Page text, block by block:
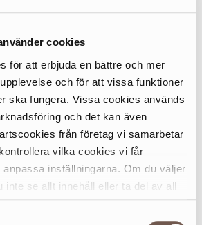
cookies
för att erbjuda en bättre och mer
och för att vissa funktioner
ska fungera. Vissa cookies används
och det kan även
från företag vi samarbetar
vilka cookies vi får
anpassa inställningarna. Om du väljer
inte se allt innehåll eller ta del av all
intressebaserad marknadsföring.
målinriktad annonsering från
Linkedin Facebook och
dina annonseringsinställningar på